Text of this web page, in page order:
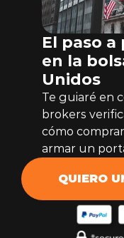
El paso
en la
Unidos
Te guiaré en
brokers
cómo
armar un
QUIERO